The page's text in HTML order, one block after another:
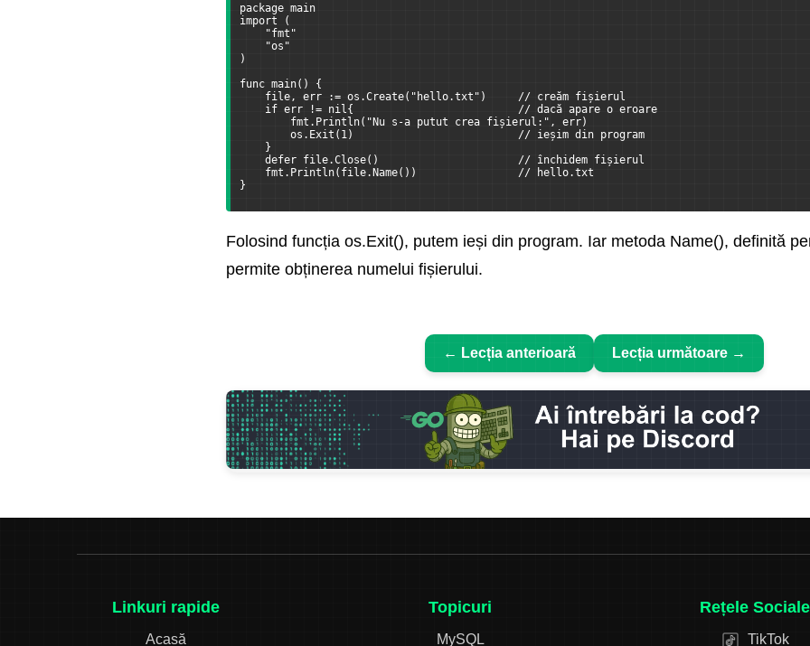
package main
import (
"fmt"
"os"
)
func main() {
file, err := os.Create("hello.txt")     // creăm fișierul
if err != nil{                          // dacă apare o eroare
fmt.Println("Nu s-a putut crea fișierul:", err)
os.Exit(1)                          // ieșim din program
}
defer file.Close()                      // închidem fișierul
fmt.Println(file.Name())                // hello.txt
}
Folosind funcția os.Exit(), putem ieși din program. Iar metoda Name(), definită
permite obținerea numelui fișierului.
← Lecția anterioară Lecția următoare →
Linkuri rapide
Acasă
Topicuri
MySQL
Rețele Sociale
TikTok